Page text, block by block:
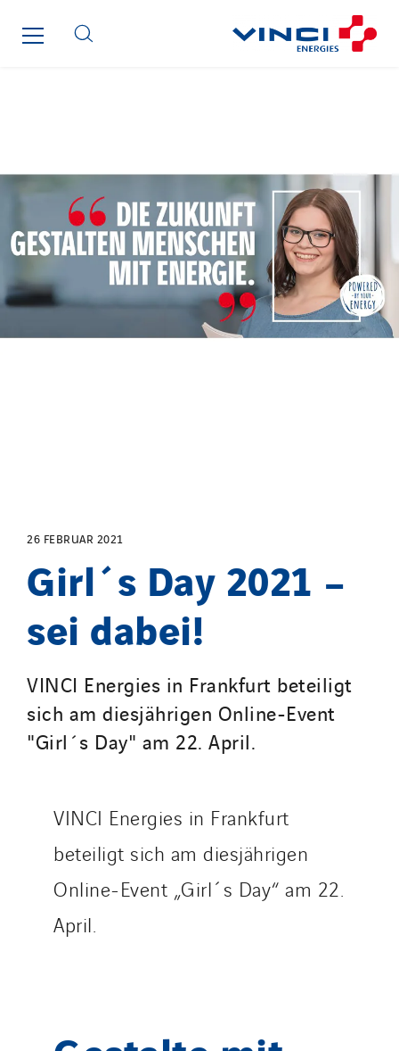
26 FEBRUAR 2021
Girl´s Day 2021 –
sei dabei!
VINCI Energies in Frankfurt beteiligt
sich am diesjährigen Online-Event
"Girl´s Day" am 22. April.
VINCI Energies in Frankfurt
beteiligt sich am diesjährigen
Online-Event „Girl´s Day“ am 22.
April.
Qivy Habitat
Salendre Réseaux
Santerne Alsace
Santerne Angouleme
Santerne Aquitaine
Santerne Champagne Ardenne
SDEL Atlantis
SDEL Grand Ouest
SDEL Navis
SDEL Rouergue
SDEL Savoie Léman
SDEL Tertiaire
SDEL Transport
SDEL Transport Services
Service One Alliance
Seves
SKE-International
Smart Building Energies
Socalec
Strasser